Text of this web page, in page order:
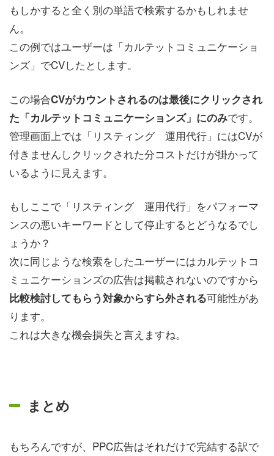
もしかすると全く別の単語で検索するかもしれませ
ん。
この例ではユーザーは「カルテットコミュニケーショ
ンズ」でCVしたとします。
この場合CVがカウントされるのは最後にクリックされ
た「カルテットコミュニケーションズ」にのみです。
管理画面上では「リスティング 運用代行」にはCVが
付きませんしクリックされた分コストだけが掛かって
いるように見えます。
もしここで「リスティング 運用代行」をパフォーマ
ンスの悪いキーワードとして停止するとどうなるでし
ょうか？
次に同じような検索をしたユーザーにはカルテットコ
ミュニケーションズの広告は掲載されないのですから
比較検討してもらう対象からすら外される可能性があ
ります。
これは大きな機会損失と言えますね。
まとめ
もちろんですが、PPC広告はそれだけで完結する訳で